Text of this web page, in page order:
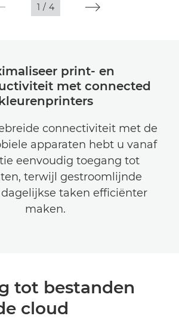
1 / 4
print- en
met connected
connectiviteit met de
apparaten hebt u vanaf
eenvoudig toegang tot
terwijl gestroomlijnde
taken efficiënter
maken.
tot bestanden
cloud